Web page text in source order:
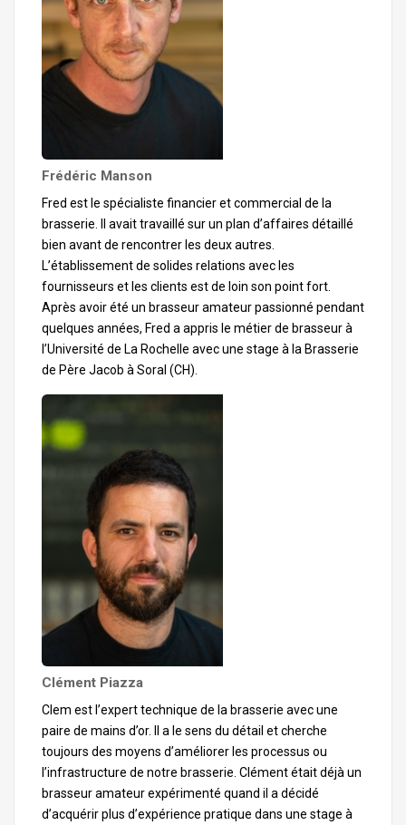
Frédéric Manson
Fred est le spécialiste financier et commercial de la
brasserie. Il avait travaillé sur un plan d’affaires détaillé
bien avant de rencontrer les deux autres.
L’établissement de solides relations avec les
fournisseurs et les clients est de loin son point fort.
Après avoir été un brasseur amateur passionné pendant
quelques années, Fred a appris le métier de brasseur à
l’Université de La Rochelle avec une stage à la Brasserie
de Père Jacob à Soral (CH).
Clément Piazza
Clem est l’expert technique de la brasserie avec une
paire de mains d’or. Il a le sens du détail et cherche
toujours des moyens d’améliorer les processus ou
l’infrastructure de notre brasserie. Clément était déjà un
brasseur amateur expérimenté quand il a décidé
d’acquérir plus d’expérience pratique dans une stage à